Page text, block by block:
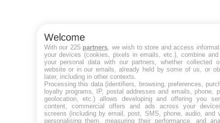
Welcome
With our 225 partners , we wish to store and access
your devices (cookies, pixels in emails, etc.), combine and
your personal data with our partners, whether collected
website or in our emails, already held by some of us, or
later, including in other contexts.
Processing this data (identifiers, browsing, preferences,
loyalty programs, IP, postal addresses and emails, phone,
geolocation, etc.) allows developing and offering you
content, commercial offers and ads across your
screens (including by email, post, SMS, phone, audio, and
personalising them, measuring their performance, and